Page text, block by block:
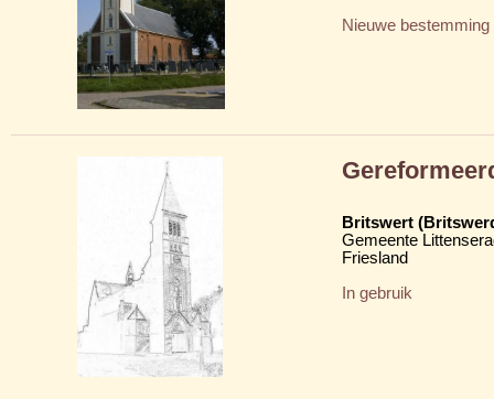
Nieuwe bestemming
Britswert
Gemeente
Friesland
In gebruik